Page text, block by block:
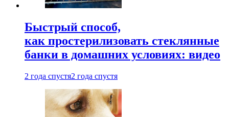
Быстрый способ,
как простерилизовать стеклянные
банки в домашних условиях: видео
2 года спустя2 года спустя